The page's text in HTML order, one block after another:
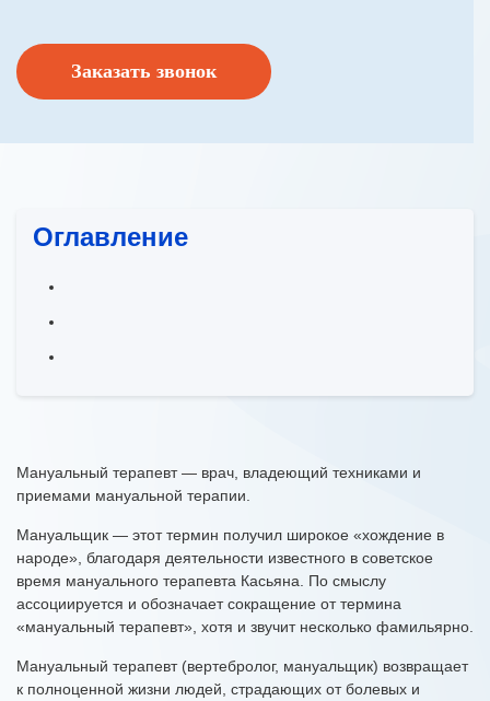
Заказать звонок
Оглавление
Мануальный терапевт — врач, владеющий техниками и
приемами мануальной терапии.
Мануальщик — этот термин получил широкое «хождение в
народе», благодаря деятельности известного в советское
время мануального терапевта Касьяна. По смыслу
ассоциируется и обозначает сокращение от термина
«мануальный терапевт», хотя и звучит несколько фамильярно.
Мануальный терапевт (вертебролог, мануальщик) возвращает
к полноценной жизни людей, страдающих от болевых и